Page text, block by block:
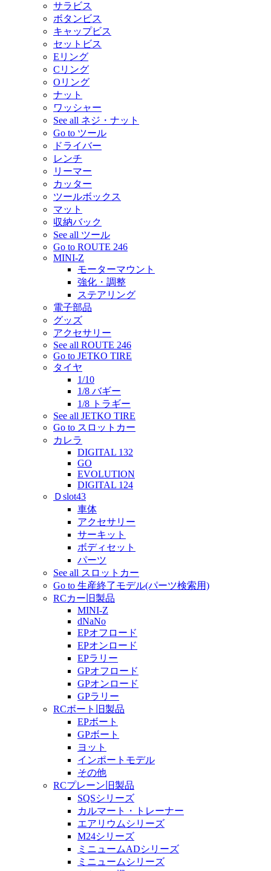
サラビス
ボタンビス
キャップビス
セットビス
Eリング
Cリング
Oリング
ナット
ワッシャー
See all ネジ・ナット
Go to ツール
ドライバー
レンチ
リーマー
カッター
ツールボックス
マット
収納バック
See all ツール
Go to ROUTE 246
MINI-Z
モーターマウント
強化・調整
ステアリング
電子部品
グッズ
アクセサリー
See all ROUTE 246
Go to JETKO TIRE
タイヤ
1/10
1/8 バギー
1/8 トラギー
See all JETKO TIRE
Go to スロットカー
カレラ
DIGITAL 132
GO
EVOLUTION
DIGITAL 124
Ｄslot43
車体
アクセサリー
サーキット
ボディセット
パーツ
See all スロットカー
Go to 生産終了モデル(パーツ検索用)
RCカー旧製品
MINI-Z
dNaNo
EPオフロード
EPオンロード
EPラリー
GPオフロード
GPオンロード
GPラリー
RCボート旧製品
EPボート
GPボート
ヨット
インポートモデル
その他
RCプレーン旧製品
SQSシリーズ
カルマート・トレーナー
エアリウムシリーズ
M24シリーズ
ミニュームADシリーズ
ミニュームシリーズ